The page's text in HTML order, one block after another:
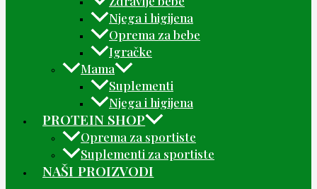
Njega i higijena
Oprema za bebe
Igračke
Mama
Suplementi
Njega i higijena
PROTEIN SHOP
Oprema za sportiste
Suplementi za sportiste
NAŠI PROIZVODI